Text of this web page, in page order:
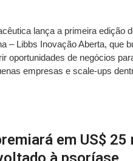
lança a primeira edição
– Libbs Inovação Aberta, que
oportunidades de negócios
empresas e scale-ups
em US$ 25